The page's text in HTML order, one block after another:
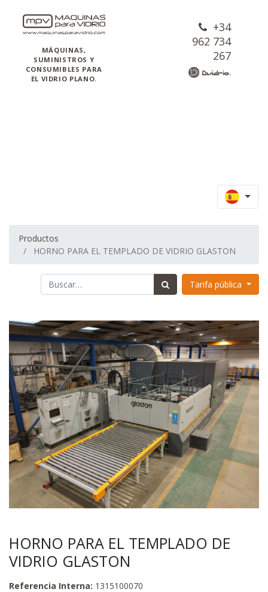
MÁQUINAS,
SUMINISTROS Y
CONSUMIBLES PARA
EL VIDRIO PLANO.
+34
962 734
267
Productos
HORNO PARA EL TEMPLADO DE VIDRIO GLASTON
Tarifa pública
HORNO PARA EL TEMPLADO DE
VIDRIO GLASTON
Referencia Interna: 1315100070